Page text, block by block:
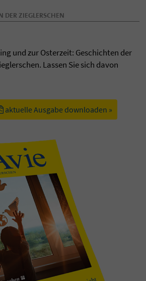
ZIEGLERSCHEN
und zur Osterzeit: Geschichten der
Lassen Sie sich davon
aktuelle Ausgabe downloaden »